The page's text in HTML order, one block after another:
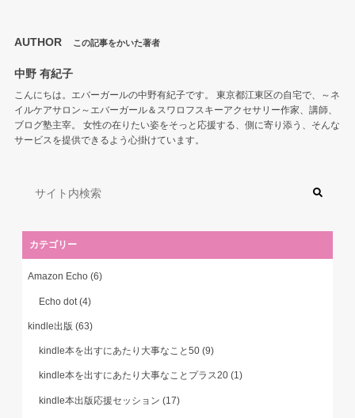
AUTHOR この記事をかいた著者
中野 有紀子
こんにちは。エバーガールの中野有紀子です。 東京都江東区の自宅で、～ネ
イルケアサロン～エバーガール＆スワロフスキーアクセサリー作家、講師、
ブログ塾主宰。 女性の在りたい姿をそっと応援する、側に寄り添う、そんな
サービスを提供できるよう心掛けています。
カテゴリー
Amazon Echo(6)
Echo dot(4)
kindle出版(63)
kindle本を出すにあたり大事なこと50(9)
kindle本を出すにあたり大事なことプラス20(1)
kindle本出版応援セッション(17)